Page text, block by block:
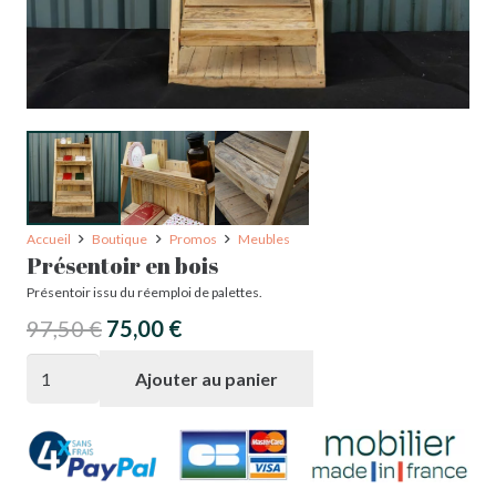
Accueil Boutique Promos Meubles
Présentoir en bois
Présentoir issu du réemploi de palettes.
97,50€ Le
initial
97,50 €.
75,00 €Le
actuel
est :
75,00 €.
quantité
Présentoir
en
Ajouter au panier